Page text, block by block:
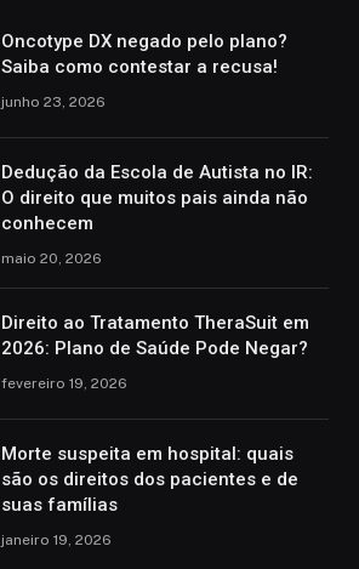
Oncotype DX negado pelo plano?
Saiba como contestar a recusa!
junho 23, 2026
Dedução da Escola de Autista no IR:
O direito que muitos pais ainda não
conhecem
maio 20, 2026
Direito ao Tratamento TheraSuit em
2026: Plano de Saúde Pode Negar?
fevereiro 19, 2026
Morte suspeita em hospital: quais
são os direitos dos pacientes e de
suas famílias
janeiro 19, 2026